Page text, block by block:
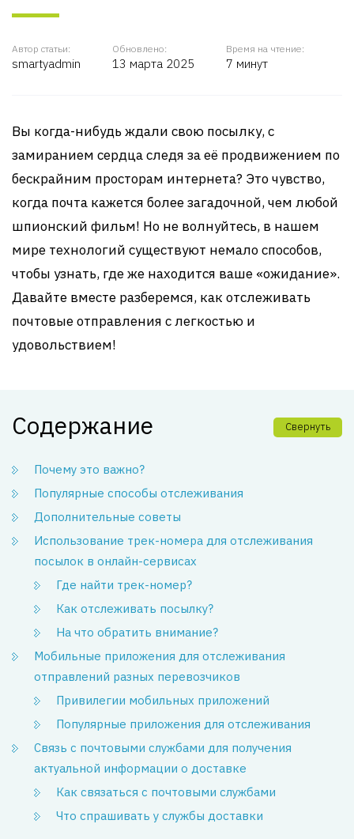
Автор статьи:
smartyadmin
Обновлено:
13 марта 2025
Время на чтение:
7 минут
Вы когда-нибудь ждали свою посылку, с
замиранием сердца следя за её продвижением по
бескрайним просторам интернета? Это чувство,
когда почта кажется более загадочной, чем любой
шпионский фильм! Но не волнуйтесь, в нашем
мире технологий существуют немало способов,
чтобы узнать, где же находится ваше «ожидание».
Давайте вместе разберемся, как отслеживать
почтовые отправления с легкостью и
удовольствием!
Содержание Свернуть
Почему это важно?
Популярные способы отслеживания
Дополнительные советы
Использование трек-номера для отслеживания
посылок в онлайн-сервисах
Где найти трек-номер?
Как отслеживать посылку?
На что обратить внимание?
Мобильные приложения для отслеживания
отправлений разных перевозчиков
Привилегии мобильных приложений
Популярные приложения для отслеживания
Связь с почтовыми службами для получения
актуальной информации о доставке
Как связаться с почтовыми службами
Что спрашивать у службы доставки